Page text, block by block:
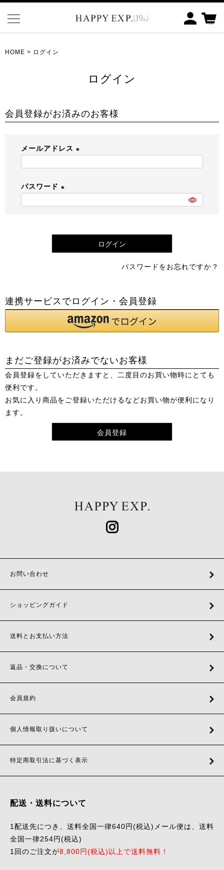
HOME ログイン
ログイン
会員登録がお済みのお客様
メールアドレス
パスワード
ログイン
パスワードをお忘れですか？
連携サービスでログイン・会員登録
まだご登録がお済みでないお客様
会員登録をしていただきますと、二度目のお買い物時にとても
便利です。
お気に入り商品をご登録いただけるなどお買い物が便利になり
ます。
会員登録
お問い合わせ
ショッピングガイド
送料とお支払い方法
返品・交換について
会員規約
個人情報取り扱いについて
特定商取引法に基づく表示
配送・送料について
1配送先につき、送料全国一律640円(税込)メール便は、送料
全国一律254円(税込)
1回のご注文が8,800円(税込)以上で送料無料！